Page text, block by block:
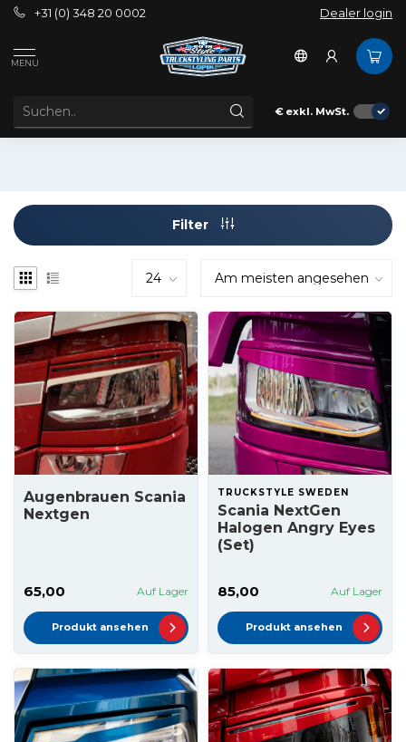
+31 (0) 348 20 0002 Dealer login
MENU
€ exkl. MwSt.
Außenbereich
Augenbrauen für Lastkraftwagen
Filter
Augenbrauen Scania
Nextgen
65,00 Auf Lager
Produkt ansehen
TRUCKSTYLE SWEDEN
Scania NextGen
Halogen Angry Eyes
(Set)
85,00 Auf Lager
Produkt ansehen